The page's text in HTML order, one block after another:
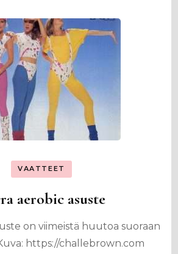
VAATTEET
aerobic asuste
on viimeistä huutoa suoraan
https://challebrown.com